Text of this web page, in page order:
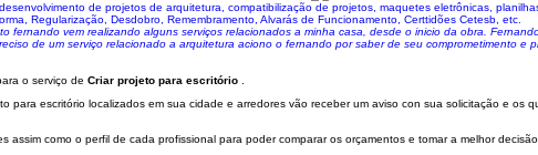
de projetos de arquitetura, compatibilização de projetos, maquetes eletrônicas,
Regularização, Desdobro, Remembramento, Alvarás de Funcionamento, Certtidões Cetesb, etc.
fernando vem realizando alguns serviços relacionados a minha casa, desde o inicio da obra.
de um serviço relacionado a arquitetura aciono o fernando por saber de seu comprometimento e
o serviço de Criar projeto para escritório
para escritório localizados em sua cidade e arredores vão receber um aviso con sua solicitação e
assim como o perfil de cada profissional para poder comparar os orçamentos e tomar a melhor decisão.